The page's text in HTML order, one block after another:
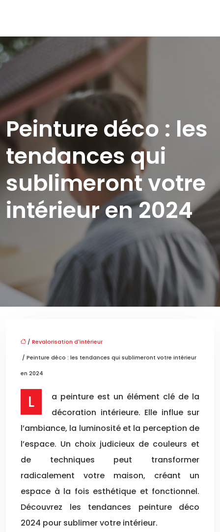
Peinture déco : les
tendances qui
sublimeront votre
intérieur en 2024
/ Revalorisation d'intérieur
/ Peinture déco : les tendances qui sublimeront votre intérieur
en 2024
La peinture est un élément clé de la
décoration intérieure. Elle influe sur
l’ambiance, la luminosité et la perception de
l’espace. Un choix judicieux de couleurs et
de techniques peut transformer
radicalement votre maison, créant un
espace à la fois esthétique et fonctionnel.
Découvrez les tendances peinture déco
2024 pour sublimer votre intérieur.